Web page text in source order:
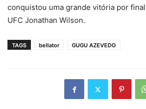
conquistou uma grande vitória por
UFC Jonathan Wilson.
TAGS bellator GUGU AZEVEDO